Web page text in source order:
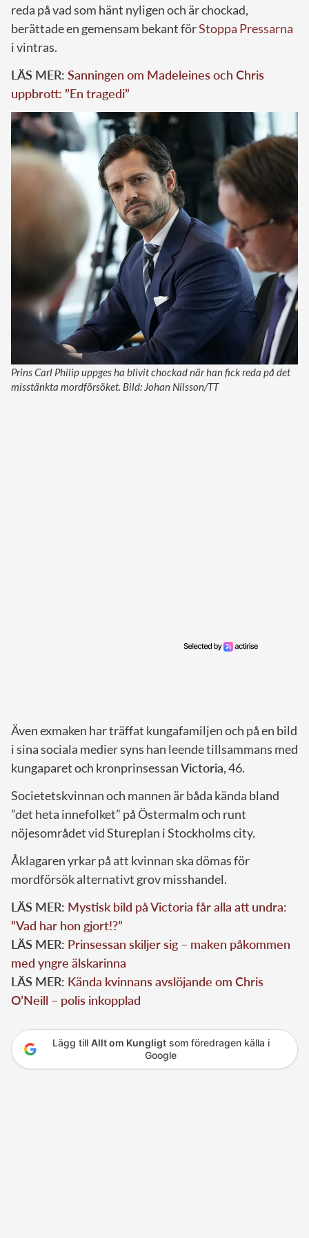
reda på vad som hänt nyligen och är chockad,
berättade en gemensam bekant förStoppa Pressarna
i vintras.
LÄS MER: Sanningen om Madeleines och Chris
uppbrott: ”En tragedi”
Prins Carl Philip uppges ha blivit chockad när han fick reda på det
misstänkta mordförsöket. Bild: Johan Nilsson/TT
Även exmaken har träffat kungafamiljen och på en bild
i sina sociala medier syns han leende tillsammans med
kungaparet och kronprinsessanVictoria, 46.
Societetskvinnan och mannen är båda kända bland
”det heta innefolket” på Östermalm och runt
nöjesområdet vid Stureplan i Stockholms city.
Åklagaren yrkar på att kvinnan ska dömas för
mordförsök alternativt grov misshandel.
LÄS MER: Mystisk bild på Victoria får alla att undra:
”Vad har hon gjort!?”
LÄS MER: Prinsessan skiljer sig – maken påkommen
med yngre älskarinna
LÄS MER: Kända kvinnans avslöjande om Chris
O’Neill – polis inkopplad
Lägg till Allt om Kungligtsom föredragen källa i
Google